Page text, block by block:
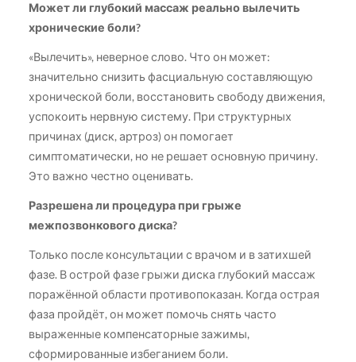
Может ли глубокий массаж реально вылечить
хронические боли?
«Вылечить», неверное слово. Что он может:
значительно снизить фасциальную составляющую
хронической боли, восстановить свободу движения,
успокоить нервную систему. При структурных
причинах (диск, артроз) он помогает
симптоматически, но не решает основную причину.
Это важно честно оценивать.
Разрешена ли процедура при грыже
межпозвонкового диска?
Только после консультации с врачом и в затихшей
фазе. В острой фазе грыжи диска глубокий массаж
поражённой области противопоказан. Когда острая
фаза пройдёт, он может помочь снять часто
выраженные компенсаторные зажимы,
сформированные избеганием боли.